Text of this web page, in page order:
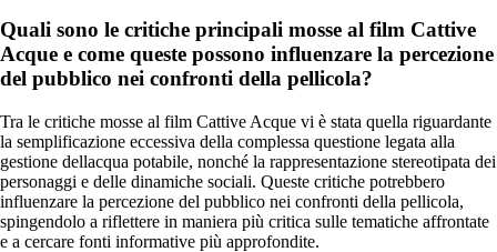
Quali sono le critiche principali mosse al film Cattive
Acque e come queste possono influenzare la percezione
del pubblico nei confronti della pellicola?
Tra le critiche mosse al film Cattive Acque vi è stata quella riguardante
la semplificazione eccessiva della complessa questione legata alla
gestione dellacqua potabile, nonché la rappresentazione stereotipata dei
personaggi e delle dinamiche sociali. Queste critiche potrebbero
influenzare la percezione del pubblico nei confronti della pellicola,
spingendolo a riflettere in maniera più critica sulle tematiche affrontate
e a cercare fonti informative più approfondite.